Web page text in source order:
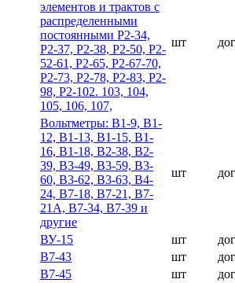
элементов и трактов с
распределенными
постоянными Р2-34,
Р2-37, Р2-38, Р2-50, Р2-
52-61, Р2-65, Р2-67-70,
Р2-73, Р2-78, Р2-83, Р2-
98, Р2-102. 103, 104,
105, 106, 107,
шт
Вольтметры: В1-9, В1-
12, В1-13, В1-15, В1-
16, В1-18, В2-38, В2-
39, В3-49, В3-59, В3-
60, В3-62, В3-63, В4-
24, В7-18, В7-21, В7-
21А, В7-34, В7-39 и
другие
шт
ВУ-15 шт
В7-43
шт
В7-45
шт